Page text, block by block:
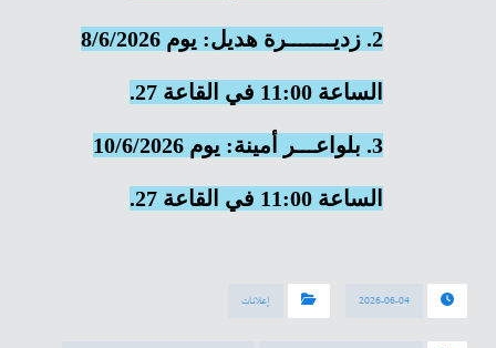
2. زديـــــــرة هديل: يوم 8/6/2026
الساعة 11:00 في القاعة 27.
3. بلواعـــر أمينة: يوم 10/6/2026
الساعة 11:00 في القاعة 27.
2026-06-04 إعلانات